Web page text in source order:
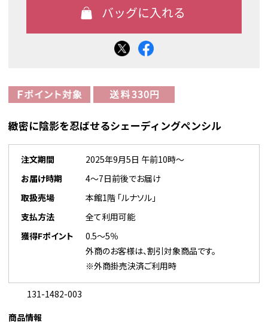
緻密に陰影を忍ばせるシェーディングペンシル
注文期間
2025年9月5日 午前10時～
お届け時期
4～7日前後でお届け
取扱売場
本館1階 「ルナソル」
支払方法
全て利用可能
獲得Fポイント
0.5～5％
外商のお客様は、割引対象商品です。
※外商掛売決済ご利用時
131-1482-003
商品情報